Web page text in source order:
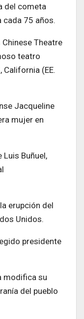
del cometa
cada 75 años.
Chinese Theatre
teatro
(EE.
Jacqueline
mujer en
Luis Buñuel,
erupción del
Unidos.
presidente
modifica su
del pueblo